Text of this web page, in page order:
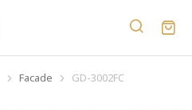
Facade GD-3002FC